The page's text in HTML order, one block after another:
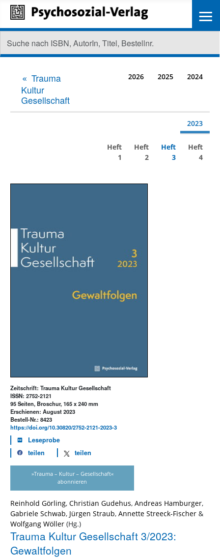
Trauma
Kultur
Gesellschaft
2026 2025 2024
2023
Heft
1
Heft
2
Heft
3
Heft
4
Zeitschrift: Trauma Kultur Gesellschaft
ISSN: 2752-2121
95 Seiten, Broschur, 165 x 240 mm
Erschienen: August 2023
Bestell-Nr.: 8423
https://doi.org/10.30820/2752-2121-2023-3
Leseprobe
teilen
teilen
»Trauma – Kultur – Gesellschaft«
abonnieren
Reinhold Görling, Christian Gudehus, Andreas Hamburger,
Gabriele Schwab, Jürgen Straub, Annette Streeck-Fischer &
Wolfgang Wöller
Trauma Kultur Gesellschaft 3/2023:
Gewaltfolgen
≡